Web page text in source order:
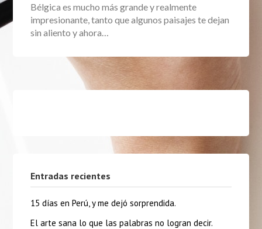
Bélgica es mucho más grande y realmente
impresionante, tanto que algunos paisajes te dejan
sin aliento y ahora…
Entradas recientes
15 días en Perú, y me dejó sorprendida.
El arte sana lo que las palabras no logran decir.